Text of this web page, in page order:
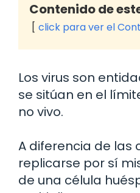
Contenido de
click para ver el
Los virus son
se sitúan en el
no vivo.
A diferencia de las
replicarse por sí
de una célula